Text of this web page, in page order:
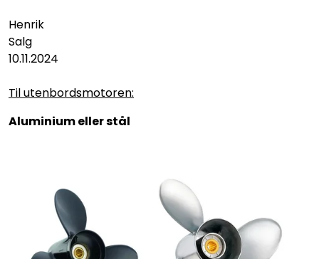
Henrik
Salg
10.11.2024
Til utenbordsmotoren:
Aluminium eller stål
Outlet